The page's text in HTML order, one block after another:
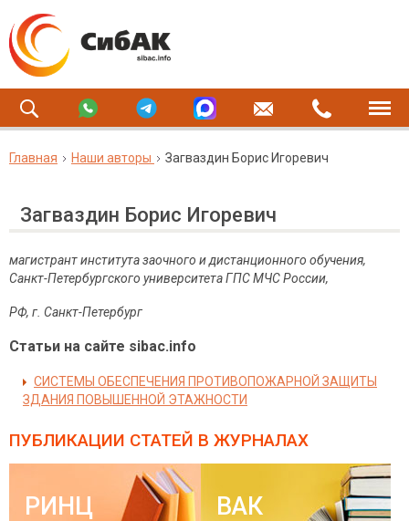
Главная Наши авторы Загваздин Борис Игоревич
Загваздин Борис Игоревич
магистрант института заочного и дистанционного обучения,
Санкт-Петербургского университета ГПС МЧС России,
РФ, г. Санкт-Петербург
Статьи на сайте sibac.info
СИСТЕМЫ ОБЕСПЕЧЕНИЯ ПРОТИВОПОЖАРНОЙ ЗАЩИТЫ
ЗДАНИЯ ПОВЫШЕННОЙ ЭТАЖНОСТИ
ПУБЛИКАЦИИ СТАТЕЙ В ЖУРНАЛАХ
РИНЦ ВАК